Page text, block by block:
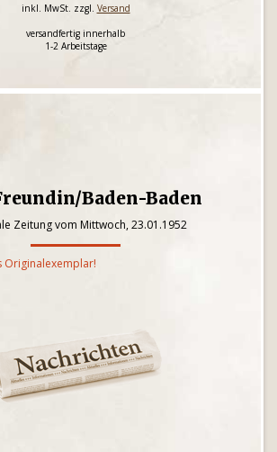
inkl. MwSt. zzgl. Versand
versandfertig innerhalb
1-2 Arbeitstage
Baden-Baden
Zeitung vom Mittwoch, 23.01.1952
Originalexemplar!